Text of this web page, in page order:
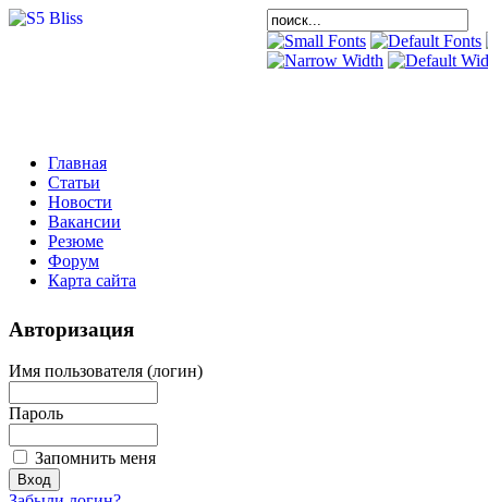
Главная
Статьи
Новости
Вакансии
Резюме
Форум
Карта сайта
Авторизация
Имя пользователя (логин)
Пароль
Запомнить меня